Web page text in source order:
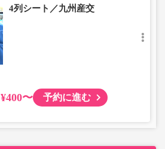
4列シート／九州産交
¥400〜 予約に進む